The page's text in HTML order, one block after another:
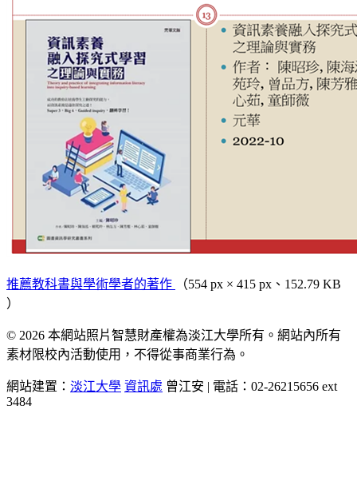
推薦教科書與學術學者的著作
（554 px × 415 px、152.79 KB
）
© 2026 本網站照片智慧財產權為淡江大學所有。網站內所有
素材限校內活動使用，不得從事商業行為。
網站建置： 淡江大學 資訊處 曾江安 | 電話：02-26215656 ext
3484